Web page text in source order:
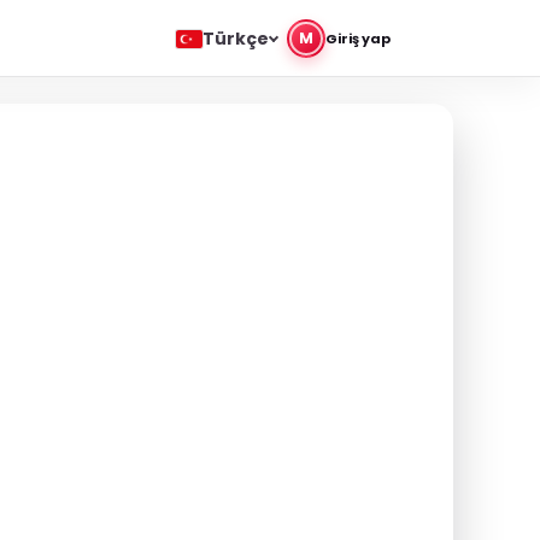
Türkçe M Giriş yap